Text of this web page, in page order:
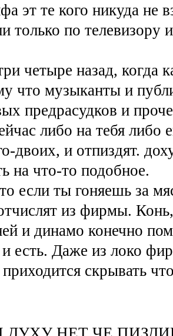
эт те кого никуда не
только по телевизору
четыре назад, когда
что музыканты и
предрасудков и
либо на тебя
двоих, и отпиздят.
на что-то подобное.
если ты гоняешь за
из фирмы.
и динамо конечно
есть. Даже из локо
скрывать